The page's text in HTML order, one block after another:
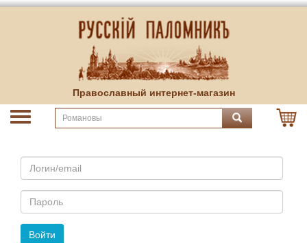
Православный интернет-магазин
Email
Пароль
Войти